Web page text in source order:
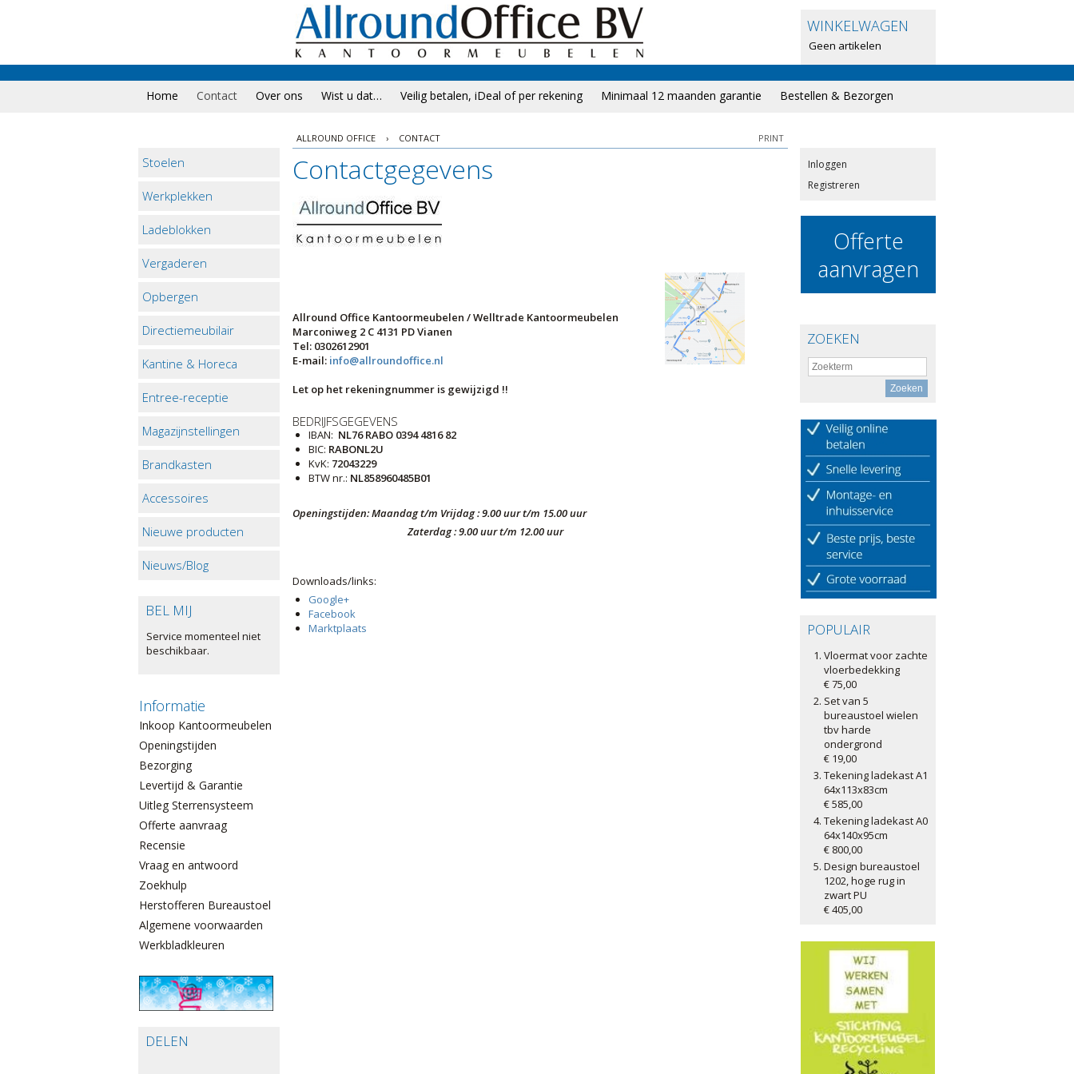
WINKELWAGEN
Geen artikelen
Home Contact Over ons Wist u dat… Veilig betalen, iDeal of per rekening Minimaal 12 maanden garantie Bestellen & Bezorgen
Inloggen
Registreren
Stoelen
Werkplekken
Ladeblokken
Vergaderen
Opbergen
Directiemeubilair
Kantine & Horeca
Entree-receptie
Magazijnstellingen
Brandkasten
Accessoires
Nieuwe producten
Nieuws/Blog
BEL MIJ
Service momenteel niet
beschikbaar.
Informatie
Inkoop Kantoormeubelen
Openingstijden
Bezorging
Levertijd & Garantie
Uitleg Sterrensysteem
Offerte aanvraag
Recensie
Vraag en antwoord
Zoekhulp
Herstofferen Bureaustoelen
Algemene voorwaarden
Werkbladkleuren
DELEN
Offerte
aanvragen
ZOEKEN
POPULAIR
Vloermat voor zachte
vloerbedekking
€ 75,00
Set van 5
bureaustoel wielen
tbv harde
ondergrond
€ 19,00
Tekening ladekast A1
64x113x83cm
€ 585,00
Tekening ladekast A0
64x140x95cm
€ 800,00
Design bureaustoel
1202, hoge rug in
zwart PU
€ 405,00
ALLROUND OFFICE › CONTACT PRINT
Contactgegevens
Allround Office Kantoormeubelen / Welltrade Kantoormeubelen
Marconiweg 2 C 4131 PD Vianen
Tel: 0302612901
E-mail: info@allroundoffice.nl
Let op het rekeningnummer is gewijzigd !!
BEDRIJFSGEGEVENS
IBAN: NL76 RABO 0394 4816 82
BIC: RABONL2U
KvK: 72043229
BTW nr.: NL858960485B01
Openingstijden: Maandag t/m Vrijdag : 9.00 uur t/m 15.00 uur
Zaterdag : 9.00 uur t/m 12.00 uur
Downloads/links:
Google+
Facebook
Marktplaats